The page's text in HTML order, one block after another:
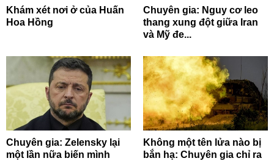
Khám xét nơi ở của Huấn
Hoa Hồng
Chuyên gia: Nguy cơ leo
thang xung đột giữa Iran
và Mỹ đe...
Chuyên gia: Zelensky lại
một lần nữa biến mình
Không một tên lửa nào bị
bắn hạ: Chuyên gia chỉ ra